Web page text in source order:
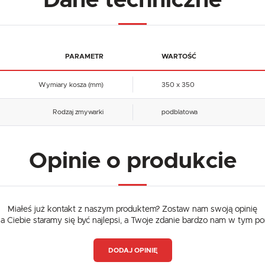
PARAMETR WARTOŚĆ
Wymiary kosza (mm) 350 x 350
Rodzaj zmywarki podblatowa
Opinie o produkcie
Miałeś już kontakt z naszym produktem? Zostaw nam swoją opinię
Ciebie staramy się być najlepsi, a Twoje zdanie bardzo nam w tym
DODAJ OPINIĘ